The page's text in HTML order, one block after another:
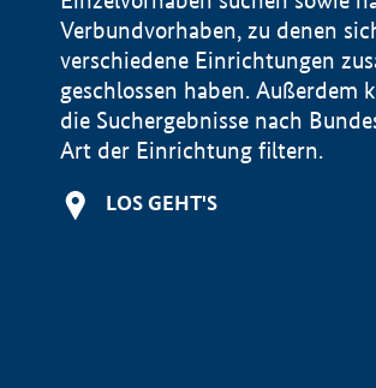
Verbundvorhaben, zu denen
verschiedene Einrichtungen
geschlossen haben. Außerdem
die Suchergebnisse nach
Art der Einrichtung filtern.
LOS GEHT'S